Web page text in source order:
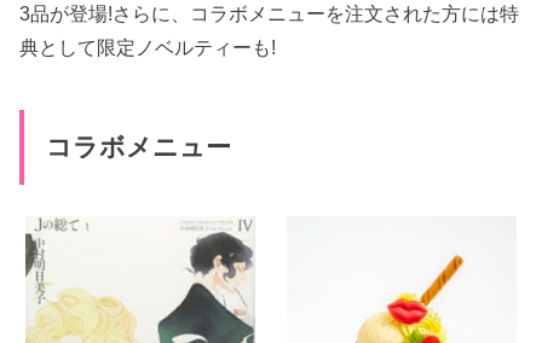
3品が登場!さらに、コラボメニューを注文された方には特
典として限定ノベルティーも!
コラボメニュー